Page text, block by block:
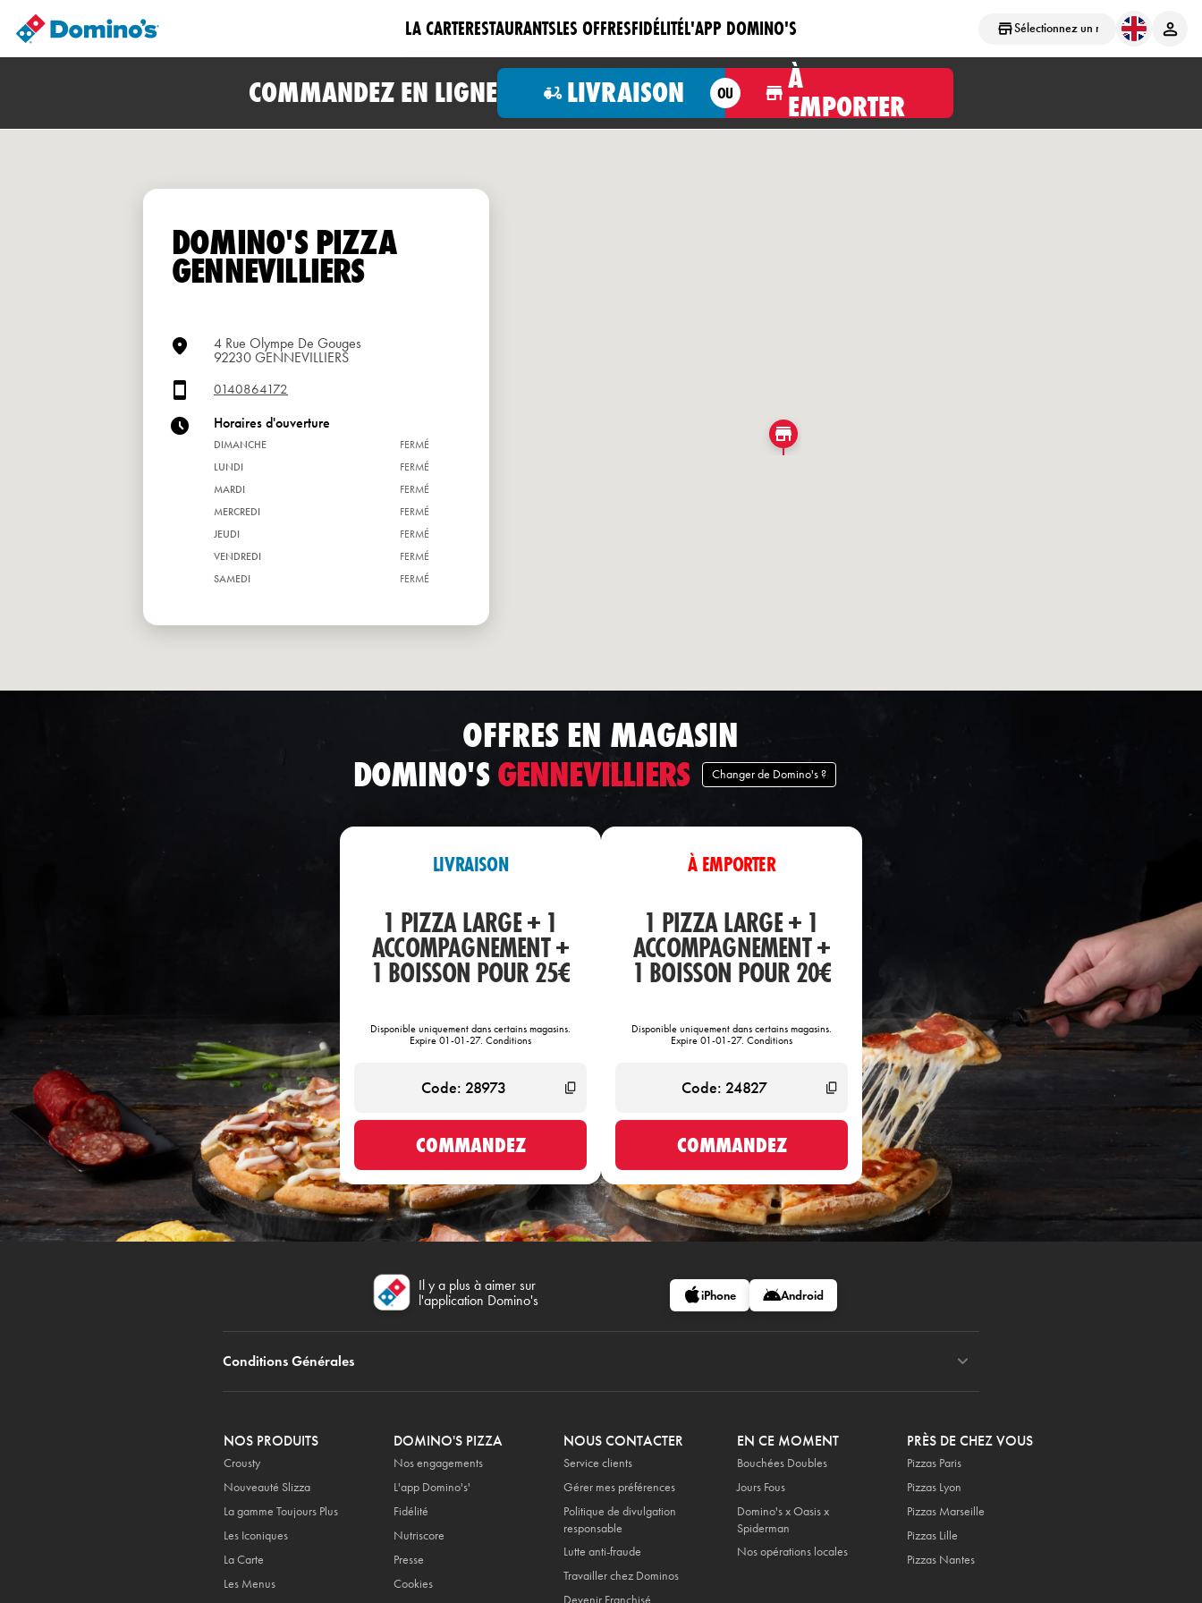
Sélectionnez un magasin
LA CARTERESTAURANTSLES OFFRESFIDÉLITÉL'APP DOMINO'S
COMMANDEZ EN LIGNE LIVRAISON OU
À
EMPORTER
DOMINO'S PIZZA
GENNEVILLIERS
4 Rue Olympe De Gouges
92230 GENNEVILLIERS
0140864172
Horaires d'ouverture
DIMANCHE
FERMÉ
LUNDI
FERMÉ
MARDI
FERMÉ
MERCREDI
FERMÉ
JEUDI
FERMÉ
VENDREDI
FERMÉ
SAMEDI
FERMÉ
OFFRES EN MAGASIN
DOMINO'S GENNEVILLIERS Changer de Domino's ?
LIVRAISON
1 PIZZA LARGE + 1
ACCOMPAGNEMENT +
1 BOISSON POUR 25€
Disponible uniquement dans certains magasins.
Expire 01-01-27. Conditions
COMMANDEZ
À EMPORTER
1 PIZZA LARGE + 1
ACCOMPAGNEMENT +
1 BOISSON POUR 20€
Disponible uniquement dans certains magasins.
Expire 01-01-27. Conditions
COMMANDEZ
Il y a plus à aimer sur
l'application Domino's
iPhone Android
Conditions Générales
NOS PRODUITS
Crousty
Nouveauté Slizza
La gamme Toujours Plus
Les Iconiques
La Carte
Les Menus
DOMINO'S PIZZA
Nos engagements
L'app Domino's'
Fidélité
Nutriscore
Presse
Cookies
NOUS CONTACTER
Service clients
Gérer mes préférences
Politique de divulgation
responsable
Lutte anti-fraude
Travailler chez Dominos
Devenir Franchisé
EN CE MOMENT
Bouchées Doubles
Jours Fous
Domino's x Oasis x
Spiderman
Nos opérations locales
PRÈS DE CHEZ VOUS
Pizzas Paris
Pizzas Lyon
Pizzas Marseille
Pizzas Lille
Pizzas Nantes